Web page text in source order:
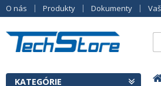
O nás Produkty Dokumenty
KATEGÓRIE